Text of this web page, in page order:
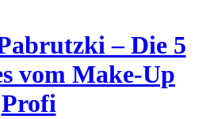
– Die 5
vom Make-Up
Profi